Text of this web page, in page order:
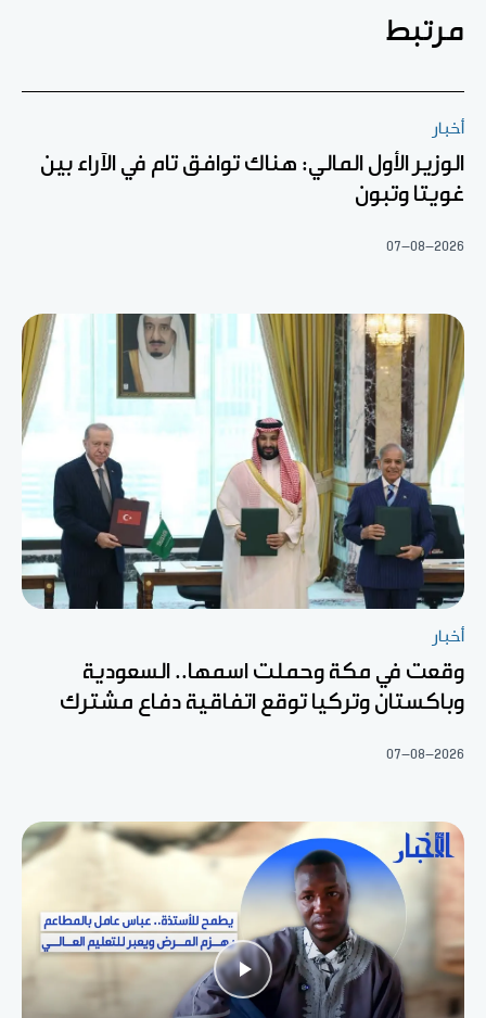
مرتبط
أخبار
الوزير الأول المالي: هناك توافق تام في الآراء بين
غويتا وتبون
07-08-2026
أخبار
وقعت في مكة وحملت اسمها.. السعودية
وباكستان وتركيا توقع اتفاقية دفاع مشترك
07-08-2026